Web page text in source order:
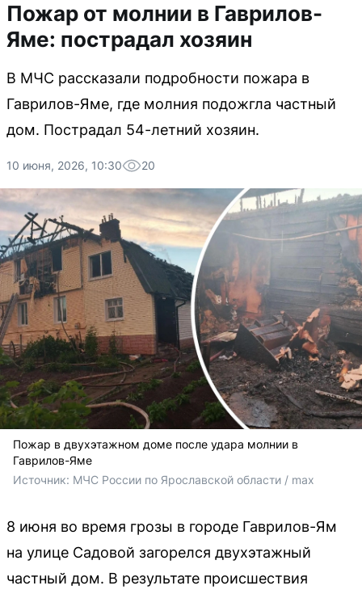
Пожар от молнии в Гаврилов-
Яме: пострадал хозяин
В МЧС рассказали подробности пожара в
Гаврилов-Яме, где молния подожгла частный
дом. Пострадал 54-летний хозяин.
10 июня, 2026, 10:30 20
Пожар в двухэтажном доме после удара молнии в
Гаврилов-Яме
Источник: МЧС России по Ярославской области / max
8 июня во время грозы в городе Гаврилов-Ям
на улице Садовой загорелся двухэтажный
частный дом. В результате происшествия